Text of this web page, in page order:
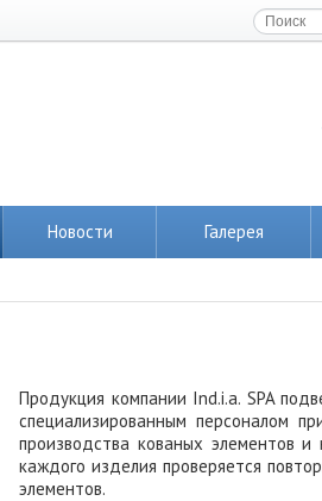
Новости Галерея
Продукция компании Ind.i.a. SPA
специализированным персоналом
производства кованых элементов
каждого изделия проверяется
элементов.